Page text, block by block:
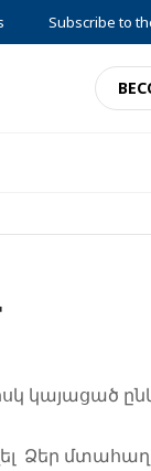
Subscribe to
կայացած
Ձեր